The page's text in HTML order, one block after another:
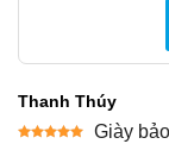
Thanh Thúy
Giày